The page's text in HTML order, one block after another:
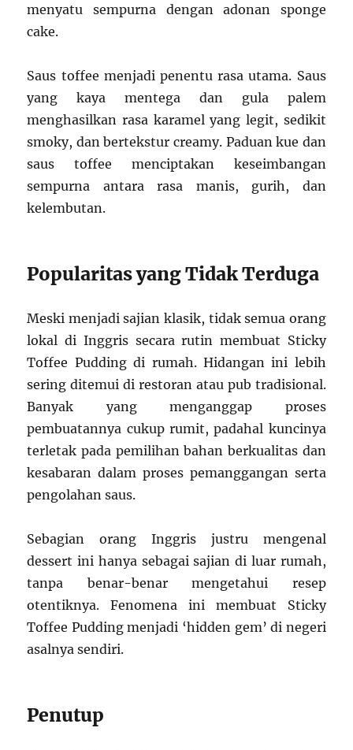
menyatu sempurna dengan adonan sponge
cake.
Saus toffee menjadi penentu rasa utama. Saus
yang kaya mentega dan gula palem
menghasilkan rasa karamel yang legit, sedikit
smoky, dan bertekstur creamy. Paduan kue dan
saus toffee menciptakan keseimbangan
sempurna antara rasa manis, gurih, dan
kelembutan.
Popularitas yang Tidak Terduga
Meski menjadi sajian klasik, tidak semua orang
lokal di Inggris secara rutin membuat Sticky
Toffee Pudding di rumah. Hidangan ini lebih
sering ditemui di restoran atau pub tradisional.
Banyak yang menganggap proses
pembuatannya cukup rumit, padahal kuncinya
terletak pada pemilihan bahan berkualitas dan
kesabaran dalam proses pemanggangan serta
pengolahan saus.
Sebagian orang Inggris justru mengenal
dessert ini hanya sebagai sajian di luar rumah,
tanpa benar-benar mengetahui resep
otentiknya. Fenomena ini membuat Sticky
Toffee Pudding menjadi ‘hidden gem’ di negeri
asalnya sendiri.
Penutup